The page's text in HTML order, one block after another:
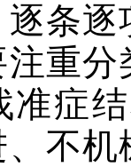
条
重
准症
不